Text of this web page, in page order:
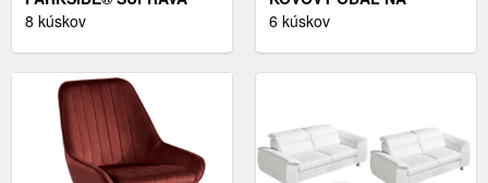
ŠPECIÁLNYCH VRTÁKOV
DIELNA)
8 kúskov
KVETINÁČ Ø 25, 5 CM
6 kúskov